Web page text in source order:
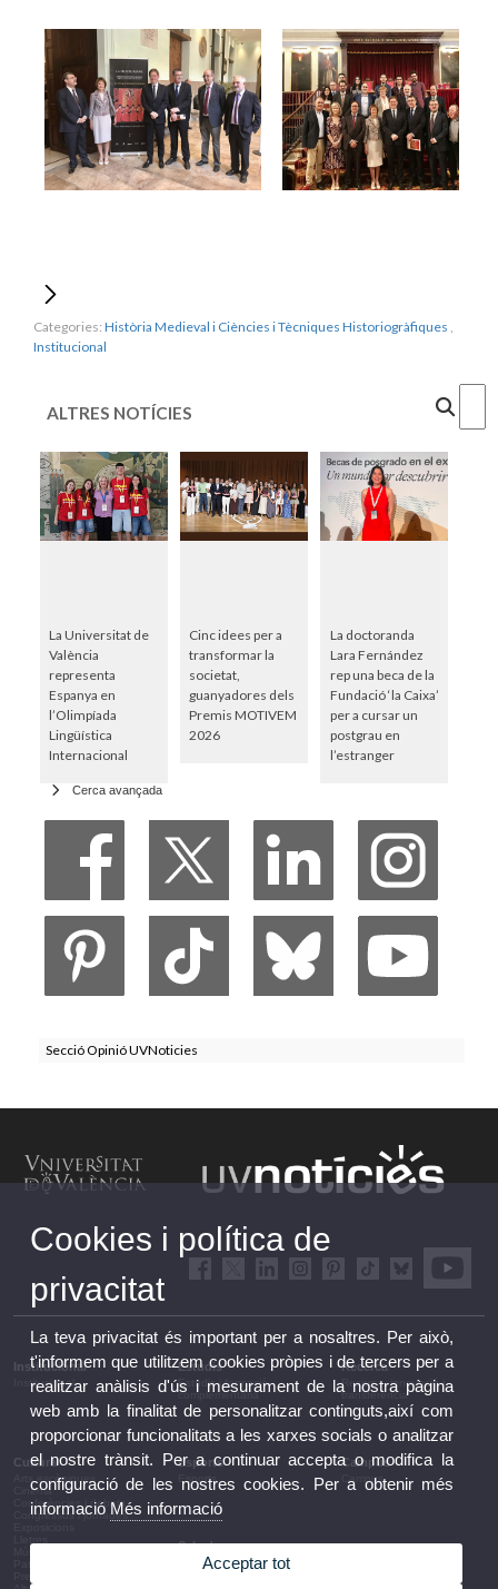
Categories: Història Medieval i Ciències i Tècniques Historiogràfiques
Institucional
ALTRES NOTÍCIES
La Universitat de
València
representa
Espanya en
l’Olimpíada
Lingüística
Internacional
Cinc idees per a
transformar la
societat,
guanyadores dels
Premis MOTIVEM
2026
La doctoranda
Lara Fernández
rep una beca de la
Fundació ‘la Caixa’
per a cursar un
postgrau en
l’estranger
Cerca avançada
Secció Opinió UVNoticies
Institucional
Institucional
Estudis
Estudis i formació
complementària
Recerca
Recerca, innovació i
transferència
Cultura
Arts escèniques
Cinema
Conferències i debats
Congressos i jornades
Esports
Esports
Campus
Campus
Sala de premsa
UVComunicació
Notes de premsa
Cookies i política de
privacitat
La teva privacitat és important per a nosaltres. Per això,
t'informem que utilitzem cookies pròpies i de tercers per a
realitzar anàlisis d'ús i mesurament de la nostra pàgina
web amb la finalitat de personalitzar continguts,així com
proporcionar funcionalitats a les xarxes socials o analitzar
el nostre trànsit. Per a continuar accepta o modifica la
configuració de les nostres cookies. Per a obtenir més
informació Més informació
Acceptar tot